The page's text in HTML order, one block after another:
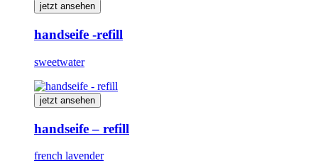
jetzt ansehen
handseife -refill
sweetwater
jetzt ansehen
handseife – refill
french lavender